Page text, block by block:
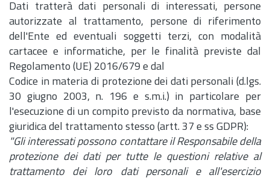
Dati tratterà dati personali di interessati, persone
autorizzate al trattamento, persone di riferimento
dell'Ente ed eventuali soggetti terzi, con modalità
cartacee e informatiche, per le finalità previste dal
Regolamento (UE) 2016/679 e dal
Codice in materia di protezione dei dati personali (d.lgs.
30 giugno 2003, n. 196 e s.m.i.) in particolare per
l'esecuzione di un compito previsto da normativa, base
giuridica del trattamento stesso (artt. 37 e ss GDPR):
"Gli interessati possono contattare il Responsabile della
protezione dei dati per tutte le questioni relative al
trattamento dei loro dati personali e all'esercizio